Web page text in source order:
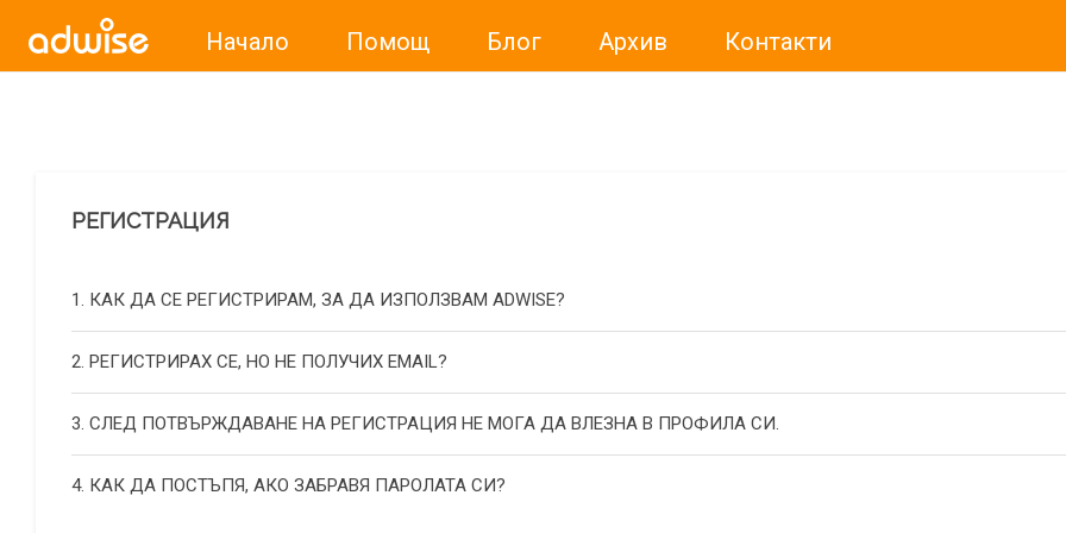
Начало Помощ Блог Архив Контакти
РЕГИСТРАЦИЯ
1. КАК ДА СЕ РЕГИСТРИРАМ, ЗА ДА ИЗПОЛЗВАМ ADWISE?
2. РЕГИСТРИРАХ СЕ, НО НЕ ПОЛУЧИХ EMAIL?
3. СЛЕД ПОТВЪРЖДАВАНЕ НА РЕГИСТРАЦИЯ НЕ МОГА ДА ВЛЕЗНА В ПРОФИЛА СИ.
4. КАК ДА ПОСТЪПЯ, АКО ЗАБРАВЯ ПАРОЛАТА СИ?